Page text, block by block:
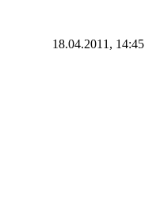
18.04.2011, 14:45